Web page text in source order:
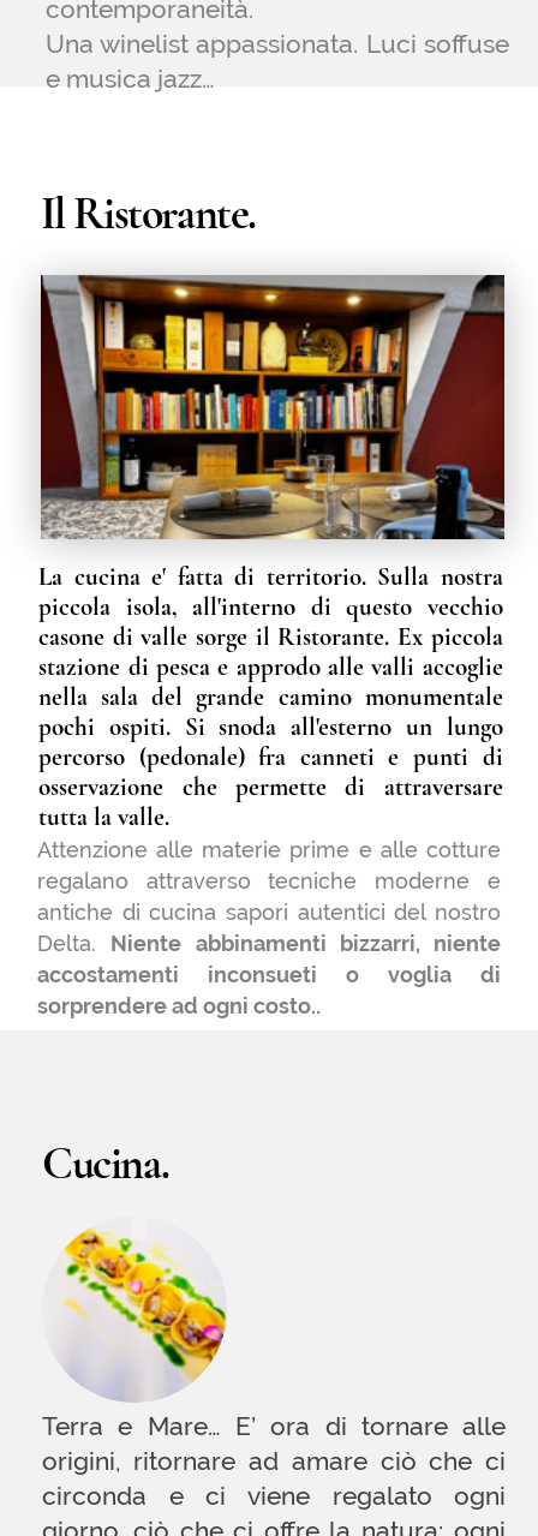
antiche di cucina sapori autentici del nostro
Delta.Niente abbinamenti bizzarri, niente
accostamenti inconsueti o voglia di
sorprendere ad ogni costo..
Cucina.
Terra e Mare… E’ ora di tornare alle
origini, ritornare ad amare ciò che ci
circonda e ci viene regalato ogni
giorno, ciò che ci offre la natura; ogni
cosa ha la sua stagione e il nostro
compito sarà quello di farvi riscoprire
tutte quelle meraviglie… una parentesi
Tutti i piatti che troverete sono frutto
dell’esperienza fin qui fatta e
tramandata dai nostri genitori che
comunque ci accompagnano in questa
avventura…
Piatti semplici ma decisi, dove ogni
sapore ha il suo valore…
Grazie papà e mamma.
Le Persone.
La nostra cucina e' fatta di tutte le persone
percorso.
Alcune ci hanno insegnato a dominare il
Gli amici, i nemici, gli artisti, i poeti, i cuochi, i
sensazioni..
Instagram